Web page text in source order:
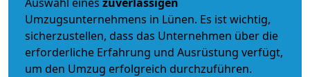
Umzugsunternehmens in Lünen. Es ist wichtig,
sicherzustellen, dass das Unternehmen über die
erforderliche Erfahrung und Ausrüstung verfügt,
um den Umzug erfolgreich durchzuführen.